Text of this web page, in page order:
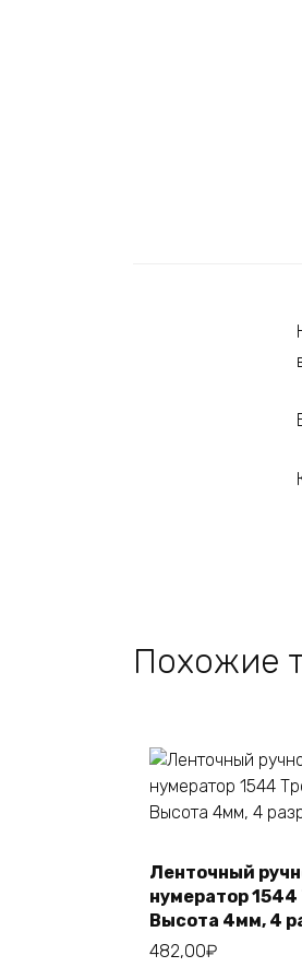
Похожие
В
Ленточный
нумератор 1544
Высота 4мм, 4
482,00₽